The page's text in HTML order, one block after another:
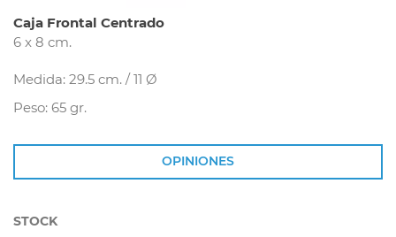
Caja Frontal Centrado
6 x 8 cm.
Medida: 29.5 cm. / 11 Ø
Peso: 65 gr.
OPINIONES
STOCK